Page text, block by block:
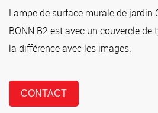
Lampe de surface murale de jardin
BONN.B2 est avec un couvercle de
la différence avec les images.
CONTACT